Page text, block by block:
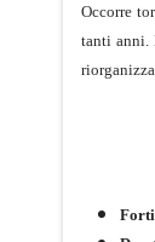
Occorre
tanti anni.
Forti